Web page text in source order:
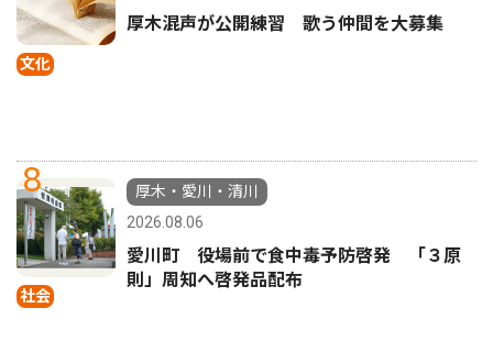
文化
厚木混声が公開練習 歌う仲間を大募集
8
社会
厚木・愛川・清川
2026.08.06
愛川町 役場前で食中毒予防啓発 「３原
則」周知へ啓発品配布